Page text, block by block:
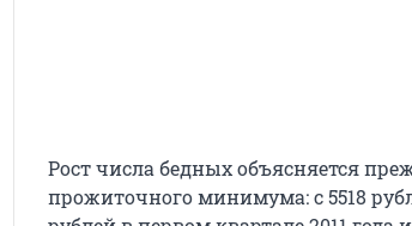
Рост числа бедных объясняется
прожиточного минимума: с 5518